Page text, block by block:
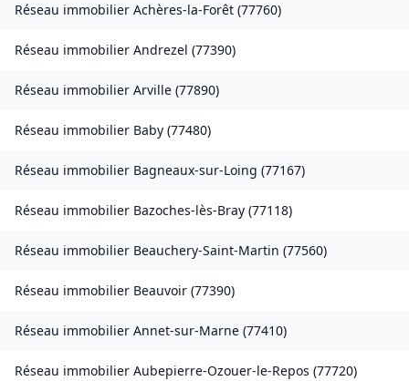
Réseau immobilier Achères-la-Forêt (77760)
Réseau immobilier Andrezel (77390)
Réseau immobilier Arville (77890)
Réseau immobilier Baby (77480)
Réseau immobilier Bagneaux-sur-Loing (77167)
Réseau immobilier Bazoches-lès-Bray (77118)
Réseau immobilier Beauchery-Saint-Martin (77560)
Réseau immobilier Beauvoir (77390)
Réseau immobilier Annet-sur-Marne (77410)
Réseau immobilier Aubepierre-Ozouer-le-Repos (77720)